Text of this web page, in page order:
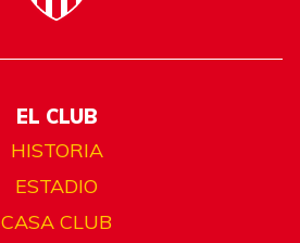
EL CLUB
HISTORIA
ESTADIO
CASA CLUB